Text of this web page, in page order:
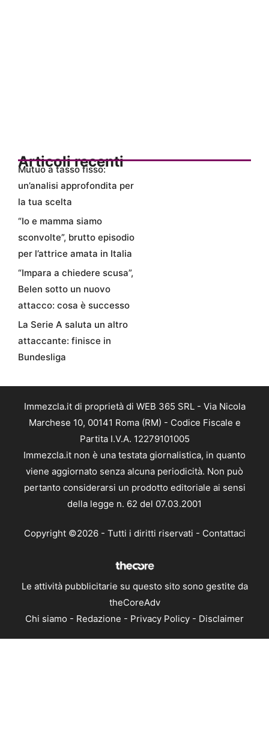
Articoli recenti
Mutuo a tasso fisso:
un’analisi approfondita per
la tua scelta
“Io e mamma siamo
sconvolte”, brutto episodio
per l’attrice amata in Italia
“Impara a chiedere scusa”,
Belen sotto un nuovo
attacco: cosa è successo
La Serie A saluta un altro
attaccante: finisce in
Bundesliga
Immezcla.it di proprietà di WEB 365 SRL - Via Nicola
Marchese 10, 00141 Roma (RM) - Codice Fiscale e
Partita I.V.A. 12279101005
Immezcla.it non è una testata giornalistica, in quanto
viene aggiornato senza alcuna periodicità. Non può
pertanto considerarsi un prodotto editoriale ai sensi
della legge n. 62 del 07.03.2001
Copyright ©2026 - Tutti i diritti riservati - Contattaci
Le attività pubblicitarie su questo sito sono gestite da
theCoreAdv
Chi siamo - Redazione - Privacy Policy - Disclaimer